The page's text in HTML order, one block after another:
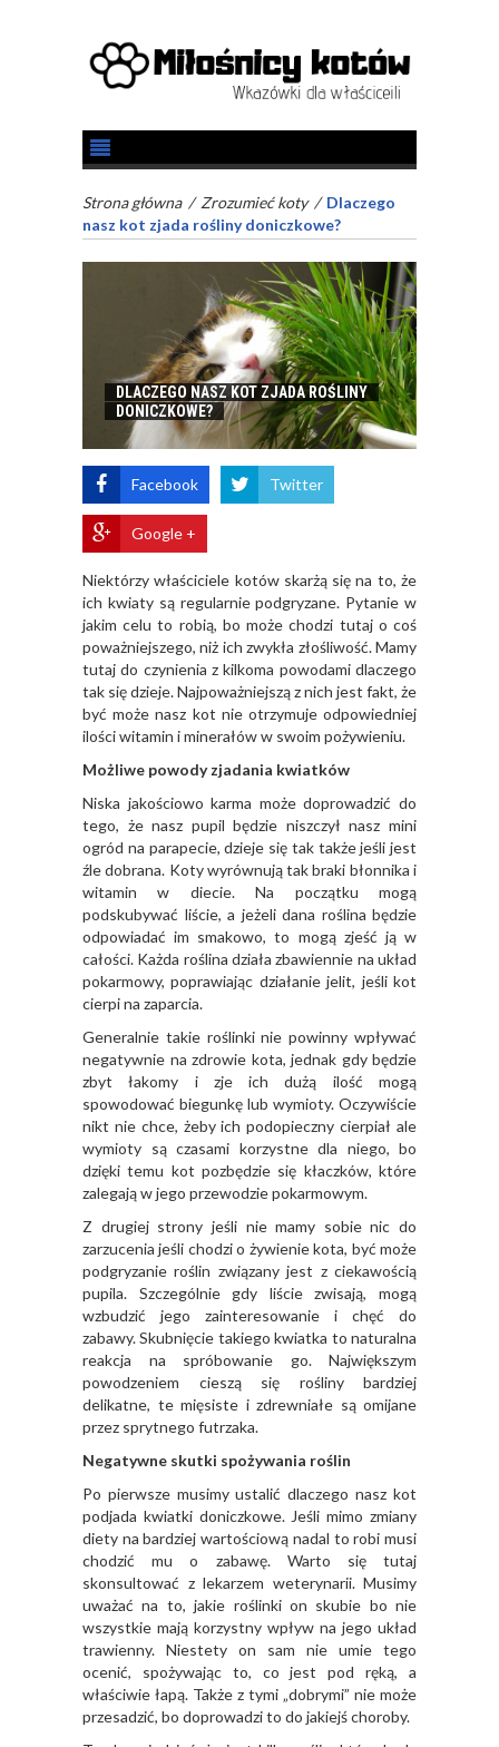
Strona główna / Zrozumieć koty / Dlaczego
nasz kot zjada rośliny doniczkowe?
DLACZEGO NASZ KOT ZJADA ROŚLINY
DONICZKOWE?
Facebook Twitter
Google +
Niektórzy właściciele kotów skarżą się na to, że
ich kwiaty są regularnie podgryzane. Pytanie w
jakim celu to robią, bo może chodzi tutaj o coś
poważniejszego, niż ich zwykła złośliwość. Mamy
tutaj do czynienia z kilkoma powodami dlaczego
tak się dzieje. Najpoważniejszą z nich jest fakt, że
być może nasz kot nie otrzymuje odpowiedniej
ilości witamin i minerałów w swoim pożywieniu.
Możliwe powody zjadania kwiatków
Niska jakościowo karma może doprowadzić do
tego, że nasz pupil będzie niszczył nasz mini
ogród na parapecie, dzieje się tak także jeśli jest
źle dobrana. Koty wyrównują tak braki błonnika i
witamin w diecie. Na początku mogą
podskubywać liście, a jeżeli dana roślina będzie
odpowiadać im smakowo, to mogą zjeść ją w
całości. Każda roślina działa zbawiennie na układ
pokarmowy, poprawiając działanie jelit, jeśli kot
cierpi na zaparcia.
Generalnie takie roślinki nie powinny wpływać
negatywnie na zdrowie kota, jednak gdy będzie
zbyt łakomy i zje ich dużą ilość mogą
spowodować biegunkę lub wymioty. Oczywiście
nikt nie chce, żeby ich podopieczny cierpiał ale
wymioty są czasami korzystne dla niego, bo
dzięki temu kot pozbędzie się kłaczków, które
zalegają w jego przewodzie pokarmowym.
Z drugiej strony jeśli nie mamy sobie nic do
zarzucenia jeśli chodzi o żywienie kota, być może
podgryzanie roślin związany jest z ciekawością
pupila. Szczególnie gdy liście zwisają, mogą
wzbudzić jego zainteresowanie i chęć do
zabawy. Skubnięcie takiego kwiatka to naturalna
reakcja na spróbowanie go. Największym
powodzeniem cieszą się rośliny bardziej
delikatne, te mięsiste i zdrewniałe są omijane
przez sprytnego futrzaka.
Negatywne skutki spożywania roślin
Po pierwsze musimy ustalić dlaczego nasz kot
podjada kwiatki doniczkowe. Jeśli mimo zmiany
diety na bardziej wartościową nadal to robi musi
chodzić mu o zabawę. Warto się tutaj
skonsultować z lekarzem weterynarii. Musimy
uważać na to, jakie roślinki on skubie bo nie
wszystkie mają korzystny wpływ na jego układ
trawienny. Niestety on sam nie umie tego
ocenić, spożywając to, co jest pod ręką, a
właściwie łapą. Także z tymi „dobrymi” nie może
przesadzić, bo doprowadzi to do jakiejś choroby.